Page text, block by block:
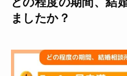
ましたか？